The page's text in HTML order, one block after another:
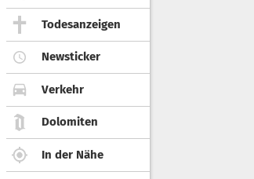
Todesanzeigen
Newsticker
Verkehr
Dolomiten
In der Nähe